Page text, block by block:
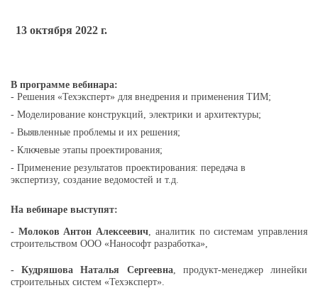
13 октября 2022 г.
В программе вебинара:
- Решения «Техэксперт» для внедрения и применения ТИМ;
- Моделирование конструкций, электрики и архитектуры;
- Выявленные проблемы и их решения;
- Ключевые этапы проектирования;
- Применение результатов проектирования: передача в
экспертизу, создание ведомостей и т.д.
На вебинаре выступят:
- Молоков Антон Алексеевич, аналитик по системам управления
строительством ООО «Нанософт разработка»,
- Кудряшова Наталья Сергеевна, продукт-менеджер линейки
строительных систем «Техэксперт».